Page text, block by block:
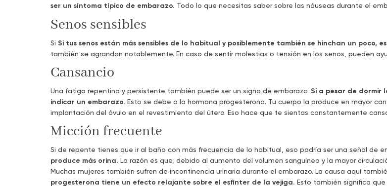
ser un síntoma típico de embarazo. Todo lo que necesitas saber sobre las náuseas durante el
Senos sensibles
Si Si tus senos están más sensibles de lo habitual y posiblemente también se hinchan un poco,
también se agrandan notablemente. En caso de sentir molestias o tensión en los senos, pueden
Cansancio
Una fatiga repentina y persistente también puede ser un signo de embarazo. Si a pesar de dormir
indicar un embarazo. Esto se debe a la hormona progesterona. Tu cuerpo la produce en mayor
implantación del óvulo en el revestimiento del útero. Eso hace que te sientas constantemente
Micción frecuente
Si de repente tienes que ir al baño con más frecuencia de lo habitual, eso podría ser una señal de
produce más orina. La razón es que, debido al aumento del volumen sanguíneo y la mayor
Muchas mujeres también sufren de incontinencia urinaria durante el embarazo. La causa aquí
progesterona tiene un efecto relajante sobre el esfínter de la vejiga. Esto también significa